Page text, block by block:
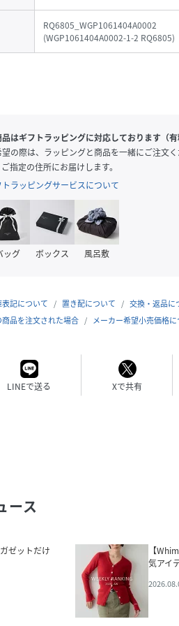
RQ6805_WGP1061404A0002
(WGP1061404A0002-1-2 RQ6805)
はギフトラッピングに対応しております（有
望の際は、ラッピングと商品を一緒にご注文
指定の住所にお届けします。
トラッピングサービスについて
ッグ ボックス 風呂敷
記について 置き配について
交換・返品に
品を注文された場合
メーカー希望小売価格に
LINEで送る Xで共有
ース
ゼットだけ
【
気アイ